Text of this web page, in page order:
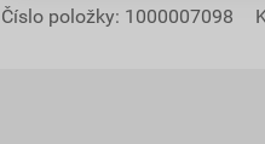
Číslo položky: 1000007098